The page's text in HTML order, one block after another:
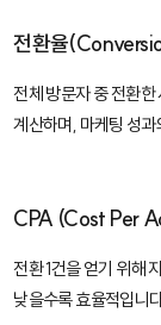
전환율
전체 방문자 중 전환
계산하며, 마케팅 성
CPA (Cost Per
전환 1건을 얻기 위해
낮을수록 효율적입니